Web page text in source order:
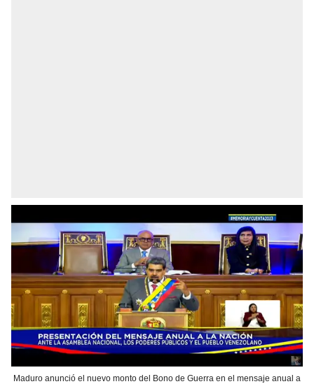
Maduro anunció el nuevo monto del Bono de Guerra en el mensaje anual a